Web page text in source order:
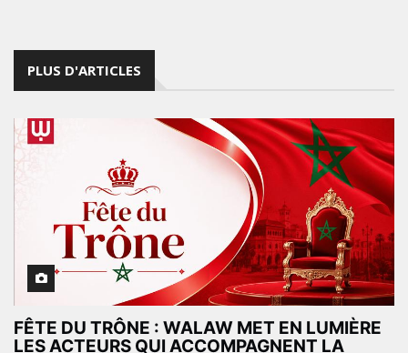
PLUS D'ARTICLES
FÊTE DU TRÔNE : WALAW MET EN LUMIÈRE
LES ACTEURS QUI ACCOMPAGNENT LA